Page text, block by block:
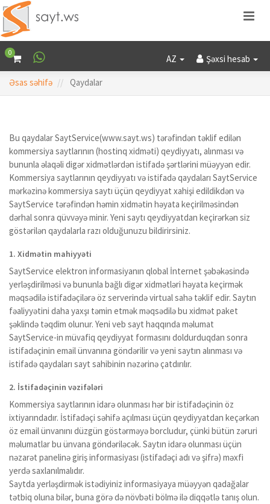
0
Şəxsi hesab
AZ
Əsas səhifə Qaydalar
Bu qaydalar SaytService(www.sayt.ws) tərəfindən təklif edilən
kommersiya saytlarının (hostinq xidməti) qeydiyyatı, alınması və
bununla əlaqəli digər xidmətlərdən istifadə şərtlərini müəyyən edir.
Kommersiya saytlarının qeydiyyatı və istifadə qaydaları SaytService
mərkəzinə kommersiya saytı üçün qeydiyyat xahişi edildikdən və
SaytService tərəfindən həmin xidmətin həyata keçirilməsindən
dərhal sonra qüvvəyə minir. Yeni saytı qeydiyyatdan keçirərkən siz
göstərilən qaydalarla razı olduğunuzu bildirirsiniz.
1. Xidmətin mahiyyəti
SaytService elektron informasiyanın qlobal İnternet şəbəkəsində
yerləşdirilməsi və bununla bağlı digər xidmətləri həyata keçirmək
məqsədilə istifadəçilərə öz serverində virtual sahə təklif edir. Saytın
fəaliyyətini daha yaxşı təmin etmək məqsədilə bu xidmət paket
şəklində təqdim olunur. Yeni veb sayt haqqında məlumat
SaytService-in müvafiq qeydiyyat formasını doldurduqdan sonra
istifadəçinin email ünvanına göndərilir və yeni saytın alınması və
istifadə qaydaları sayt sahibinin nəzərinə çatdırılır.
2. İstifadəçinin vəzifələri
Kommersiya saytlarının idarə olunması hər bir istifadəçinin öz
ixtiyarındadır. İstifadəçi səhifə açılması üçün qeydiyyatdan keçərkən
öz email ünvanını düzgün göstərməyə borcludur, çünki bütün zəruri
məlumatlar bu ünvana göndəriləcək. Saytın idarə olunması üçün
nəzarət panelinə giriş informasiyası (istifadəçi adı və şifrə) məxfi
yerdə saxlanılmalıdır.
Saytda yerləşdirmək istədiyiniz informasiyaya müəyyən qadağalar
tətbiq oluna bilər, buna görə də növbəti bölmə ilə diqqətlə tanış olun.